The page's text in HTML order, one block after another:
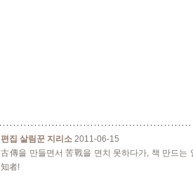
편집 살림꾼 지리소 2011-06-15
古傳을 만들면서 苦戰을 면치 못하다가, 책 만드는
知者!